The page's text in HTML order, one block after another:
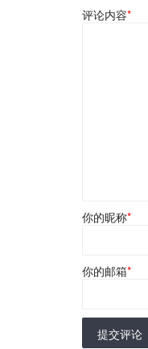
评论内容*
你的昵称*
你的邮箱*
提交评论